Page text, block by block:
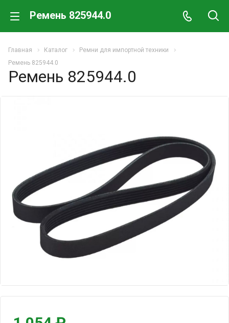
Ремень 825944.0
Главная Каталог
Ремни для импортной техники
Ремень 825944.0
Ремень 825944.0